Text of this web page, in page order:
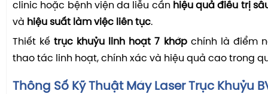
clinic hoặc bệnh viện da liễu cần hiệu quả điều trị
và hiệu suất làm việc liên tục.
Thiết kếtrục khuỷu linh hoạt 7 khớpchính là điểm
thao tác linh hoạt, chính xác và hiệu quả cao trong
Thông Số Kỹ Thuật Máy Laser Trục Khuỷu